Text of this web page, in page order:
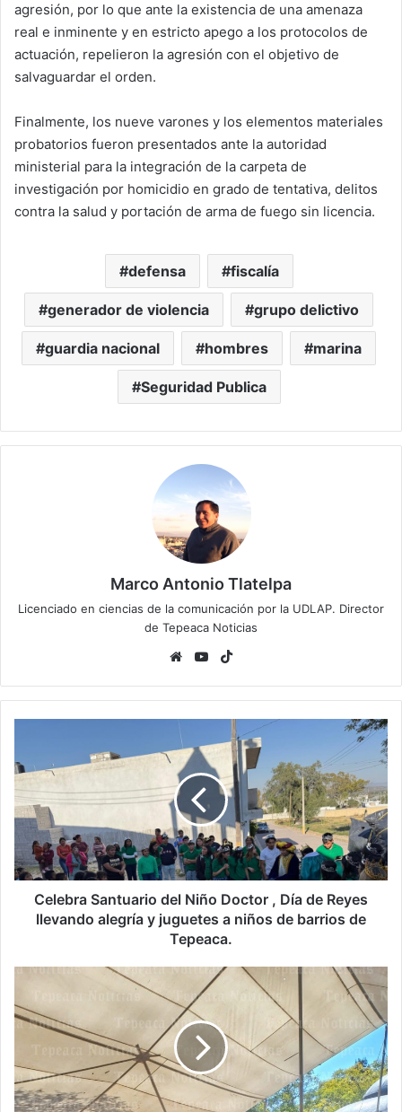
agresión, por lo que ante la existencia de una amenaza
real e inminente y en estricto apego a los protocolos de
actuación, repelieron la agresión con el objetivo de
salvaguardar el orden.
Finalmente, los nueve varones y los elementos materiales
probatorios fueron presentados ante la autoridad
ministerial para la integración de la carpeta de
investigación por homicidio en grado de tentativa, delitos
contra la salud y portación de arma de fuego sin licencia.
defensa fiscalía
generador de violencia grupo delictivo
guardia nacional hombres marina
Seguridad Publica
Marco Antonio Tlatelpa
Licenciado en ciencias de la comunicación por la UDLAP. Director
de Tepeaca Noticias
WebsiteYouTube
del
Niño
Doctor
,
Día
de
Reyes
llevando
alegría
de
barrios
Tepeaca.
Celebra Santuario del Niño Doctor , Día de Reyes
llevando alegría y juguetes a niños de barrios de
Tepeaca.
encabeza
entrega
juguetes
por
Día